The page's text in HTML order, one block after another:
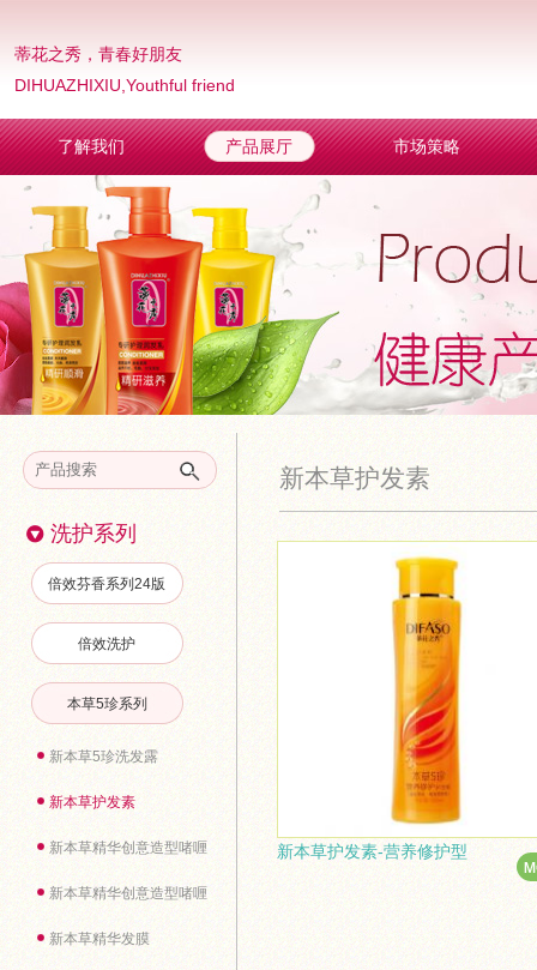
蒂花之秀，青春好朋友
DIHUAZHIXIU,Youthful friend
了解我们 产品展厅 市场策略
洗护系列
倍效芬香系列24版
倍效洗护
本草5珍系列
新本草5珍洗发露
新本草护发素
新本草精华创意造型啫喱膏
新本草精华创意造型啫喱水
新本草精华发膜
新本草护发素
新本草护发素-营养修护型